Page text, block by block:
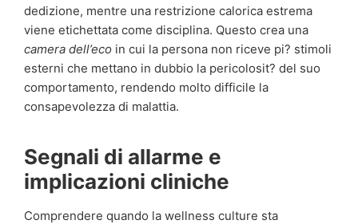
dedizione, mentre una restrizione calorica estrema
viene etichettata come disciplina. Questo crea una
camera dell’eco in cui la persona non riceve pi? stimoli
esterni che mettano in dubbio la pericolosit? del suo
comportamento, rendendo molto difficile la
consapevolezza di malattia.
Segnali di allarme e
implicazioni cliniche
Comprendere quando la wellness culture sta